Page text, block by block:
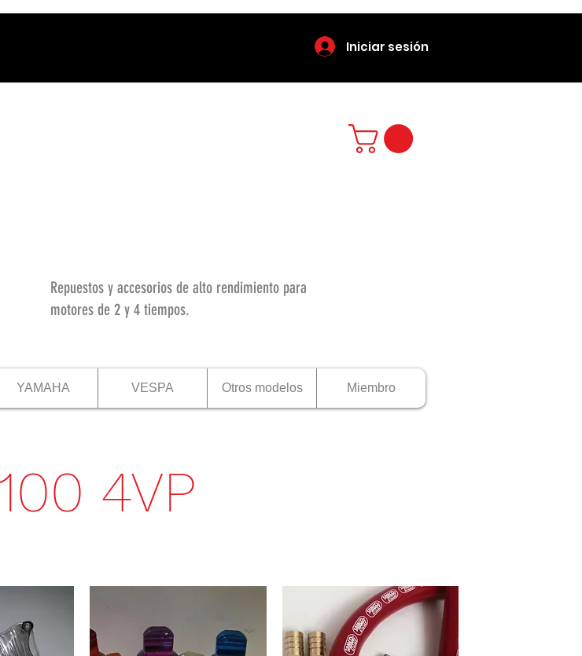
Iniciar sesión
Repuestos y accesorios de alto rendimiento para
motores de 2 y 4 tiempos.
YAMAHA VESPA Otros modelos Miembro
4VP